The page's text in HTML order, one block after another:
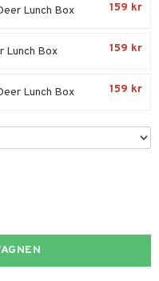
Lunch Box 159 kr
Lunch Box 159 kr
Lunch Box 159 kr